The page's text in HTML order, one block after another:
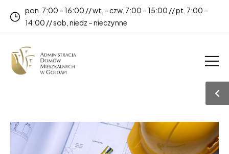
pon. 7:00 – 16:00 // wt. – czw. 7:00 – 15:00 // pt. 7:00 –
14:00 // sob, niedz – nieczynne